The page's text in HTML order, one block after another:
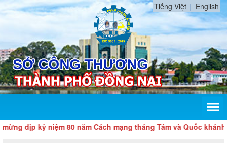
Tiếng Việt English
dịp kỷ niệm 80 năm Cách mạng tháng Tám và Quốc khánh 2/9